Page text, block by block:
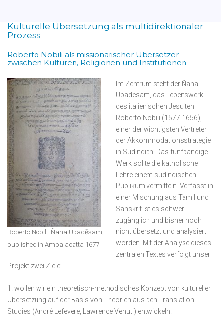
Kulturelle Übersetzung als multidirektionaler
Prozess
Roberto Nobili als missionarischer Übersetzer
zwischen Kulturen, Religionen und Institutionen
Roberto Nobili: Ñana Upadēsam,
published in Ambalacatta 1677
Im Zentrum steht der Ñana
Upadesam, das Lebenswerk
des italienischen Jesuiten
Roberto Nobili (1577-1656),
einer der wichtigsten Vertreter
der Akkommodationsstrategie
in Südindien. Das fünfbändige
Werk sollte die katholische
Lehre einem südindischen
Publikum vermitteln. Verfasst in
einer Mischung aus Tamil und
Sanskrit ist es schwer
zugänglich und bisher noch
nicht übersetzt und analysiert
worden. Mit der Analyse dieses
zentralen Textes verfolgt unser
Projekt zwei Ziele:
1. wollen wir ein theoretisch-methodisches Konzept von kultureller
Übersetzung auf der Basis von Theorien aus den Translation
Studies (André Lefevere, Lawrence Venuti) entwickeln.